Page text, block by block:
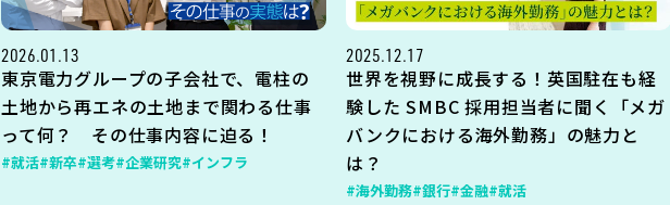
2026.01.13
東京電力グループの子会社で、電柱の
土地から再エネの土地まで関わる仕事
って何？ その仕事内容に迫る！
#就活#新卒#選考#企業研究#インフラ
2025.12.17
世界を視野に成長する！英国駐在も経
験した SMBC 採用担当者に聞く「メガ
バンクにおける海外勤務」の魅力と
は？
#海外勤務#銀行#金融#就活